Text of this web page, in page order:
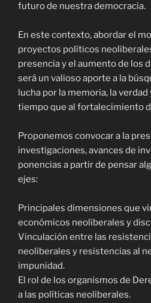
futuro de nuestra democracia.
En este contexto, abordar el
proyectos políticos
presencia y el aumento de los
será un valioso aporte a la
lucha por la memoria, la
tiempo que al fortalecimiento
Proponemos convocar a la
investigaciones, avances de
ponencias a partir de pensar
ejes:
Principales dimensiones que
económicos neoliberales y
Vinculación entre las
neoliberales y resistencias al
impunidad.
El rol de los organismos de
a las políticas neoliberales.